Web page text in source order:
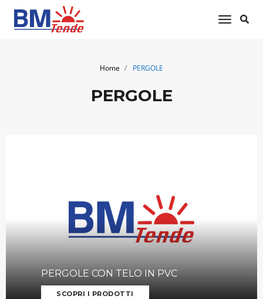
toggle
Home PERGOLE
PERGOLE
PERGOLE CON TELO IN PVC
SCOPRI I PRODOTTI